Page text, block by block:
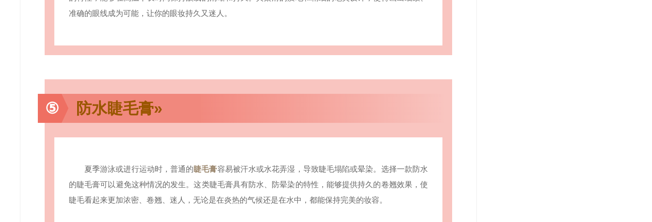
准确的眼线成为可能，让你的眼妆持久又迷人。
⑤ 防水睫毛膏»
夏季游泳或进行运动时，普通的睫毛膏容易被汗水或水花弄湿，导致睫毛塌陷或晕染。选择一款防水
的睫毛膏可以避免这种情况的发生。这类睫毛膏具有防水、防晕染的特性，能够提供持久的卷翘效果，使
睫毛看起来更加浓密、卷翘、迷人，无论是在炎热的气候还是在水中，都能保持完美的妆容。